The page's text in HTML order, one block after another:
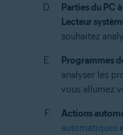
Parties du PC
Lecteur
souhaitez
Programmes
analyser les
vous allumez
Actions
automatiques